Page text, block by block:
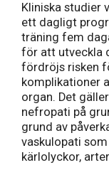
Kliniska studier
ett dagligt
träning fem
för att utveckla
fördröjs risken
komplikationer
organ. Det
nefropati på
grund av
vaskulopati
kärlolyckor,